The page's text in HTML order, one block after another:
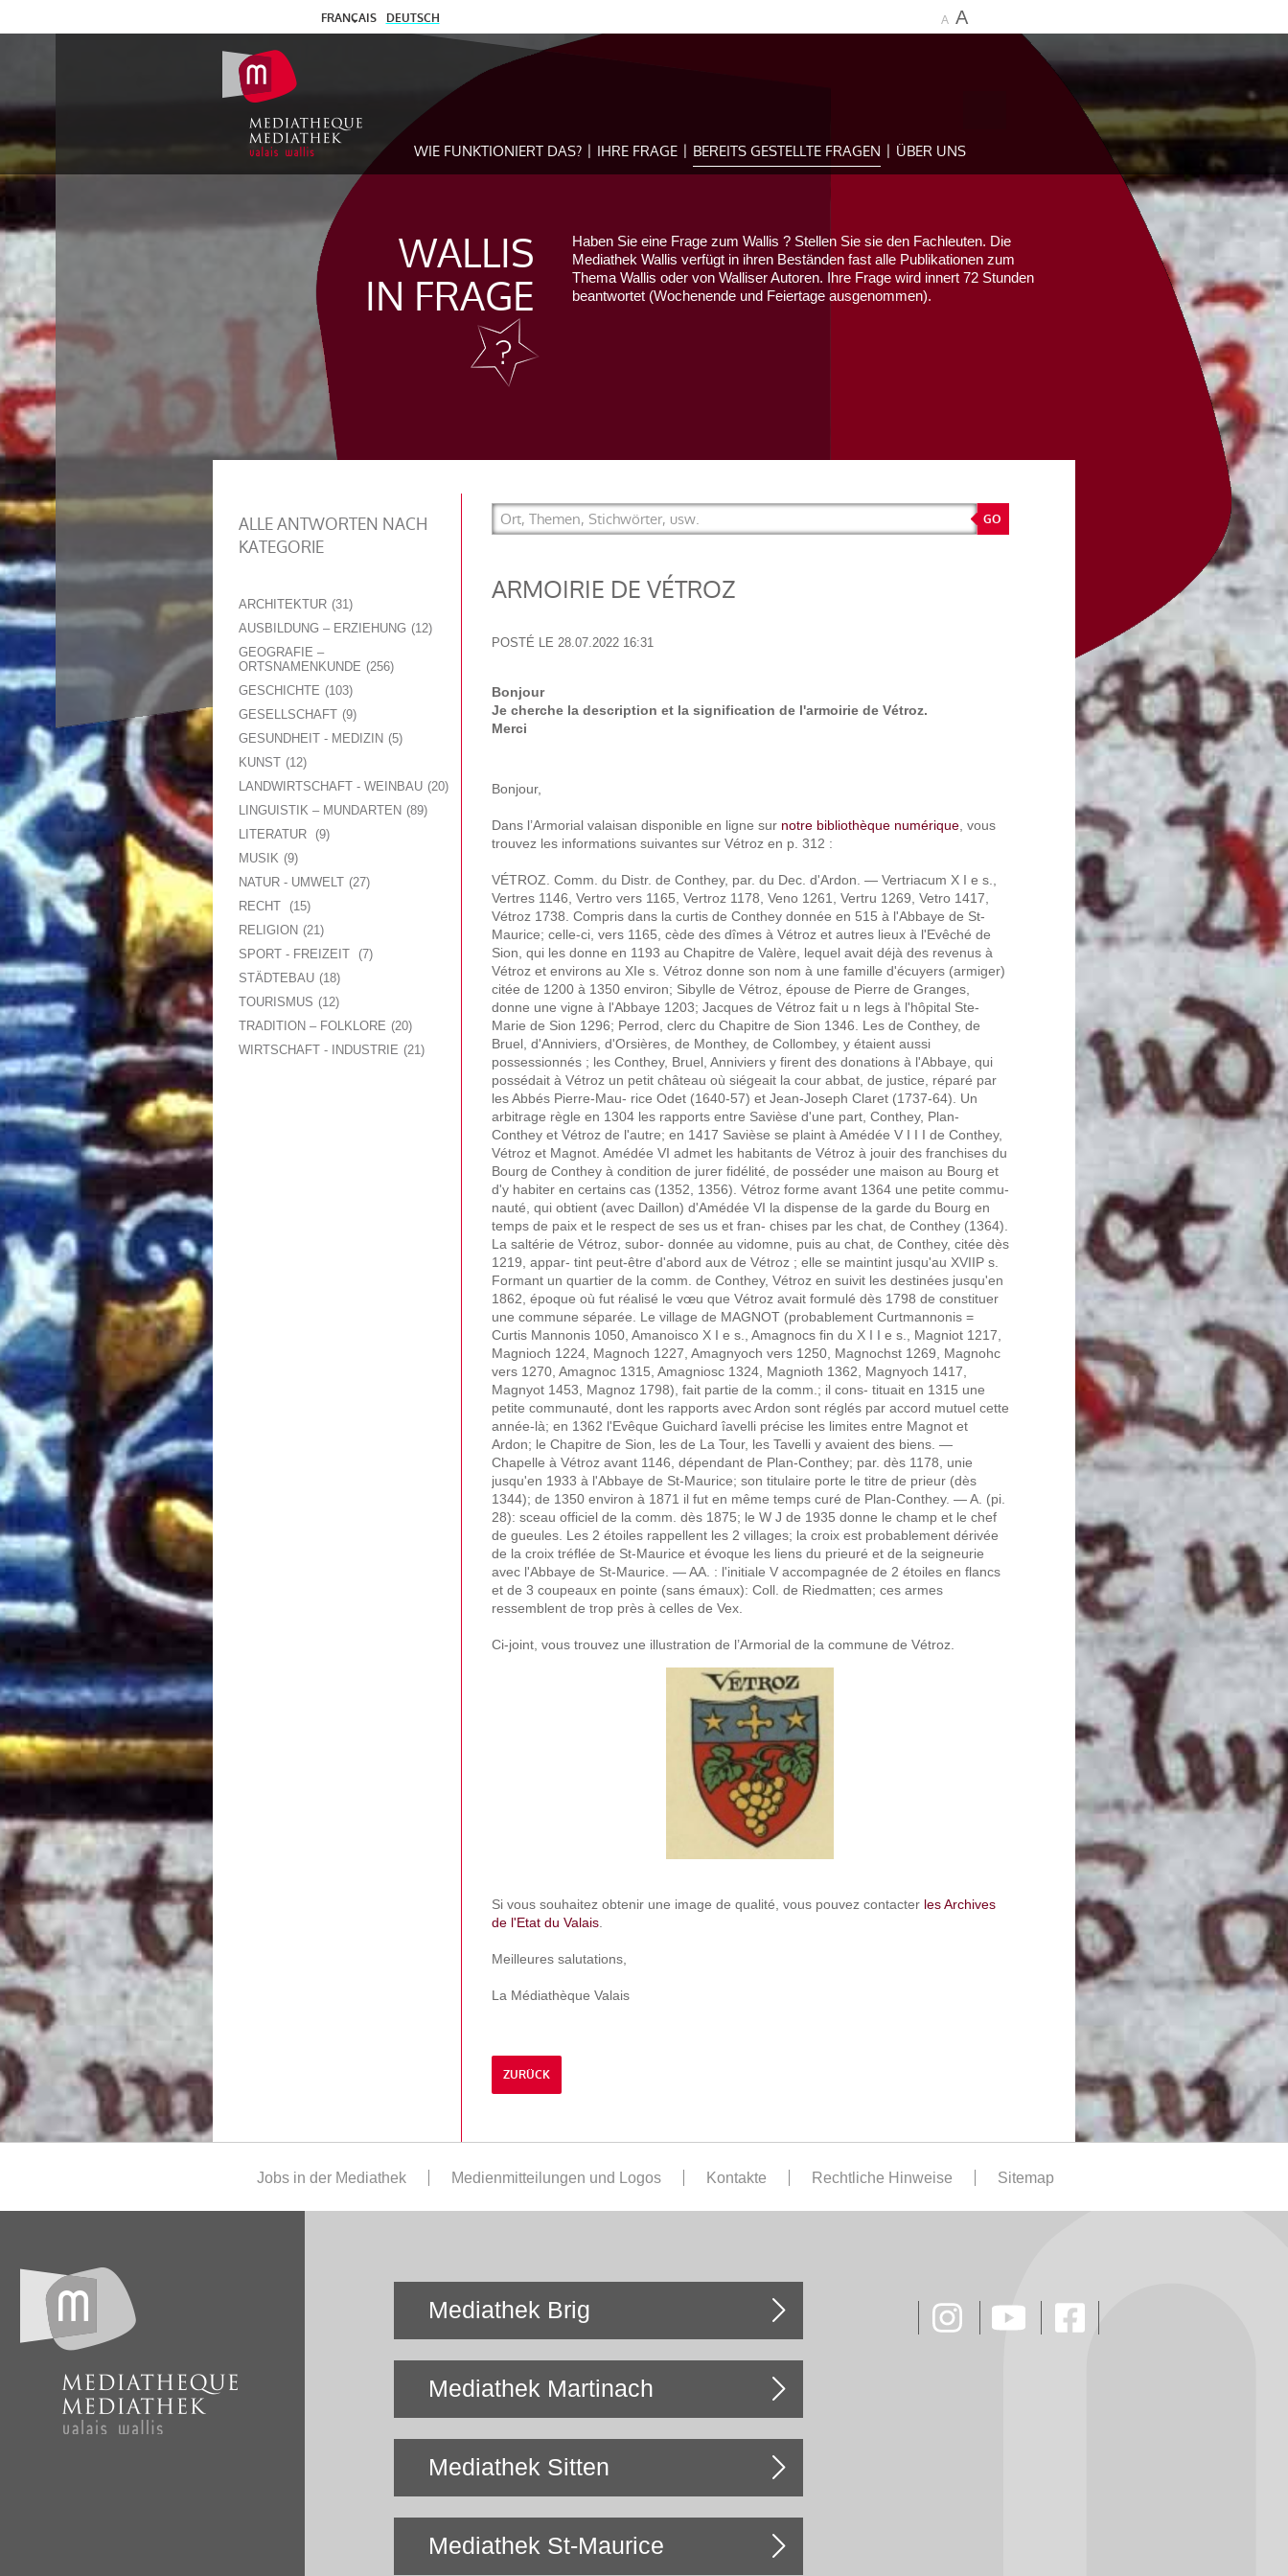
FRANÇAIS DEUTSCH A A
WIE FUNKTIONIERT DAS? IHRE FRAGE BEREITS GESTELLTE FRAGEN ÜBER UNS
WALLIS
IN FRAGE
Haben Sie eine Frage zum Wallis ? Stellen Sie sie den Fachleuten. Die
Mediathek Wallis verfügt in ihren Beständen fast alle Publikationen zum
Thema Wallis oder von Walliser Autoren. Ihre Frage wird innert 72 Stunden
beantwortet (Wochenende und Feiertage ausgenommen).
ALLE ANTWORTEN NACH
KATEGORIE
ARCHITEKTUR 31
AUSBILDUNG – ERZIEHUNG
12
GEOGRAFIE –
ORTSNAMENKUNDE
256
GESCHICHTE
103
GESELLSCHAFT 9
GESUNDHEIT - MEDIZIN
5
KUNST 12
LANDWIRTSCHAFT - WEINBAU 20
LINGUISTIK – MUNDARTEN
89
LITERATUR
9
MUSIK 9
NATUR - UMWELT 27
RECHT
15
RELIGION
21
SPORT - FREIZEIT
7
STÄDTEBAU 18
TOURISMUS
12
TRADITION – FOLKLORE
20
WIRTSCHAFT - INDUSTRIE
21
ARMOIRIE DE VÉTROZ
POSTÉ LE 28.07.2022 16:31
Bonjour
Je cherche la description et la signification de l'armoirie de Vétroz.
Merci
Bonjour,
Dans l’Armorial valaisan disponible en ligne sur notre bibliothèque numérique, vous
trouvez les informations suivantes sur Vétroz en p. 312 :
VÉTROZ. Comm. du Distr. de Conthey, par. du Dec. d'Ardon. — Vertriacum X I e s.,
Vertres 1146, Vertro vers 1165, Vertroz 1178, Veno 1261, Vertru 1269, Vetro 1417,
Vétroz 1738. Compris dans la curtis de Conthey donnée en 515 à l'Abbaye de St-
Maurice; celle-ci, vers 1165, cède des dîmes à Vétroz et autres lieux à l'Evêché de
Sion, qui les donne en 1193 au Chapitre de Valère, lequel avait déjà des revenus à
Vétroz et environs au XIe s. Vétroz donne son nom à une famille d'écuyers (armiger)
citée de 1200 à 1350 environ; Sibylle de Vétroz, épouse de Pierre de Granges,
donne une vigne à l'Abbaye 1203; Jacques de Vétroz fait u n legs à l'hôpital Ste-
Marie de Sion 1296; Perrod, clerc du Chapitre de Sion 1346. Les de Conthey, de
Bruel, d'Anniviers, d'Orsières, de Monthey, de Collombey, y étaient aussi
possessionnés ; les Conthey, Bruel, Anniviers y firent des donations à l'Abbaye, qui
possédait à Vétroz un petit château où siégeait la cour abbat, de justice, réparé par
les Abbés Pierre-Mau- rice Odet (1640-57) et Jean-Joseph Claret (1737-64). Un
arbitrage règle en 1304 les rapports entre Savièse d'une part, Conthey, Plan-
Conthey et Vétroz de l'autre; en 1417 Savièse se plaint à Amédée V I I I de Conthey,
Vétroz et Magnot. Amédée VI admet les habitants de Vétroz à jouir des franchises du
Bourg de Conthey à condition de jurer fidélité, de posséder une maison au Bourg et
d'y habiter en certains cas (1352, 1356). Vétroz forme avant 1364 une petite commu-
nauté, qui obtient (avec Daillon) d'Amédée VI la dispense de la garde du Bourg en
temps de paix et le respect de ses us et fran- chises par les chat, de Conthey (1364).
La saltérie de Vétroz, subor- donnée au vidomne, puis au chat, de Conthey, citée dès
1219, appar- tint peut-être d'abord aux de Vétroz ; elle se maintint jusqu'au XVIIP s.
Formant un quartier de la comm. de Conthey, Vétroz en suivit les destinées jusqu'en
1862, époque où fut réalisé le vœu que Vétroz avait formulé dès 1798 de constituer
une commune séparée. Le village de MAGNOT (probablement Curtmannonis =
Curtis Mannonis 1050, Amanoisco X I e s., Amagnocs fin du X I I e s., Magniot 1217,
Magnioch 1224, Magnoch 1227, Amagnyoch vers 1250, Magnochst 1269, Magnohc
vers 1270, Amagnoc 1315, Amagniosc 1324, Magnioth 1362, Magnyoch 1417,
Magnyot 1453, Magnoz 1798), fait partie de la comm.; il cons- tituait en 1315 une
petite communauté, dont les rapports avec Ardon sont réglés par accord mutuel cette
année-là; en 1362 l'Evêque Guichard îavelli précise les limites entre Magnot et
Ardon; le Chapitre de Sion, les de La Tour, les Tavelli y avaient des biens. —
Chapelle à Vétroz avant 1146, dépendant de Plan-Conthey; par. dès 1178, unie
jusqu'en 1933 à l'Abbaye de St-Maurice; son titulaire porte le titre de prieur (dès
1344); de 1350 environ à 1871 il fut en même temps curé de Plan-Conthey. — A. (pi.
28): sceau officiel de la comm. dès 1875; le W J de 1935 donne le champ et le chef
de gueules. Les 2 étoiles rappellent les 2 villages; la croix est probablement dérivée
de la croix tréflée de St-Maurice et évoque les liens du prieuré et de la seigneurie
avec l'Abbaye de St-Maurice. — AA. : l'initiale V accompagnée de 2 étoiles en flancs
et de 3 coupeaux en pointe (sans émaux): Coll. de Riedmatten; ces armes
ressemblent de trop près à celles de Vex.
Ci-joint, vous trouvez une illustration de l’Armorial de la commune de Vétroz.
Si vous souhaitez obtenir une image de qualité, vous pouvez contacter les Archives
de l'Etat du Valais.
Meilleures salutations,
La Médiathèque Valais
ZURÜCK
Jobs in der Mediathek Medienmitteilungen und Logos Kontakte Rechtliche Hinweise Sitemap
Mediathek Brig
Mediathek Martinach
Mediathek Sitten
Mediathek St-Maurice